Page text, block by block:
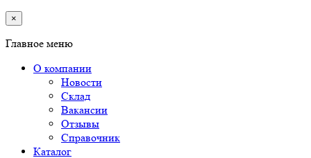
×
Главное меню
О компании
Новости
Склад
Вакансии
Отзывы
Справочник
Каталог